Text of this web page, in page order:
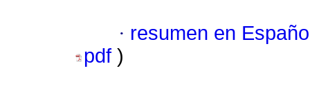
· resumen en
pdf )